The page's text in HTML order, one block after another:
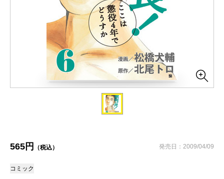
565円 （税込） 発売日：2009/04/09
コミック